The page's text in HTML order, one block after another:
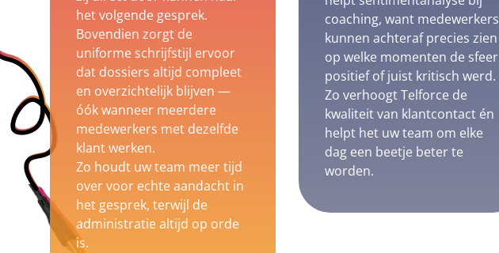
het volgende gesprek.
Bovendien zorgt de
uniforme schrijfstijl ervoor
dat dossiers altijd compleet
en overzichtelijk blijven —
óók wanneer meerdere
medewerkers met dezelfde
klant werken.
Zo houdt uw team meer tijd
over voor echte aandacht in
het gesprek, terwijl de
administratie altijd op orde
is.
coaching, want medewerkers
kunnen achteraf precies zien
op welke momenten de sfeer
positief of juist kritisch werd.
Zo verhoogt Telforce de
kwaliteit van klantcontact én
helpt het uw team om elke
dag een beetje beter te
worden.